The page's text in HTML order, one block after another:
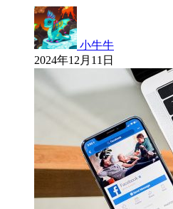
小牛牛
2024年12月11日